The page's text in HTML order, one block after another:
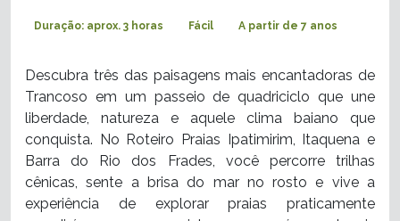
Duração: aprox. 3 horas Fácil A partir de 7 anos
Descubra três das paisagens mais encantadoras de
Trancoso em um passeio de quadriciclo que une
liberdade, natureza e aquele clima baiano que
conquista. No Roteiro Praias Ipatimirim, Itaquena e
Barra do Rio dos Frades, você percorre trilhas
cênicas, sente a brisa do mar no rosto e vive a
experiência de explorar praias praticamente